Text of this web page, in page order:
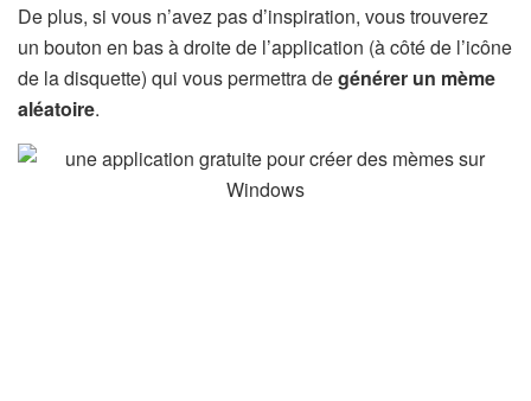
De plus, si vous n’avez pas d’inspiration, vous trouverez
un bouton en bas à droite de l’application (à côté de l’icône
de la disquette) qui vous permettra degénérer un mème
aléatoire.